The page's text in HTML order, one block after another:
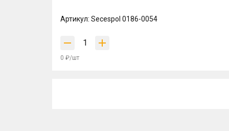
Артикул: Secespol 0186-0054
0 ₽/шт